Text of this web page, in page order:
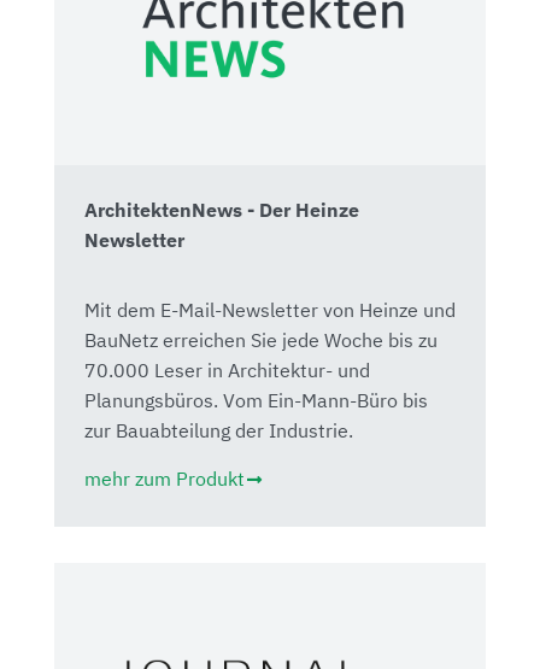
ArchitektenNews - Der Heinze
Newsletter
Mit dem E-Mail-Newsletter von Heinze und
BauNetz erreichen Sie jede Woche bis zu
70.000 Leser in Architektur- und
Planungsbüros. Vom Ein-Mann-Büro bis
zur Bauabteilung der Industrie.
mehr zum Produkt